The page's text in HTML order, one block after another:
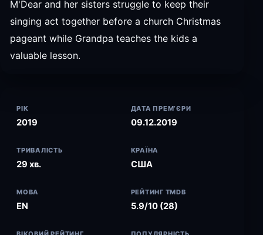
M'Dear and her sisters struggle to keep their
singing act together before a church Christmas
pageant while Grandpa teaches the kids a
valuable lesson.
РІК
2019
ДАТА ПРЕМ’ЄРИ
09.12.2019
ТРИВАЛІСТЬ
29 хв.
КРАЇНА
США
МОВА
EN
РЕЙТИНГ TMDB
5.9/10 (28)